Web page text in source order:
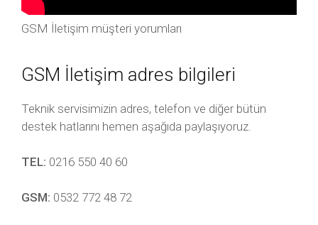
GSM İletişim müşteri yorumları
GSM İletişim adres bilgileri
Teknik servisimizin adres, telefon ve diğer bütün
destek hatlarını hemen aşağıda paylaşıyoruz.
TEL: 0216 550 40 60
GSM: 0532 772 48 72